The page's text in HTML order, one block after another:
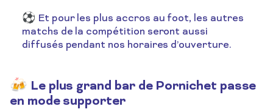
⚽ Et pour les plus accros au foot, les autres
matchs de la compétition seront aussi
diffusés pendant nos horaires d’ouverture.
🍻 Le plus grand bar de Pornichet passe
en mode supporter